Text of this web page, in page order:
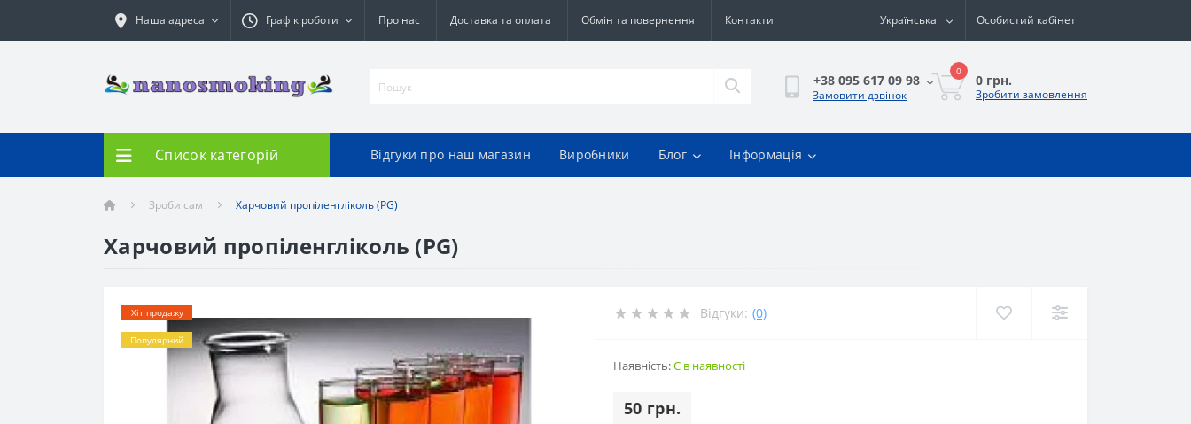
Наша адреса Графік роботи Про нас Доставка та оплата Обмін та повернення Контакти Українська Особистий кабінет
+38 095 617 09 98
Замовити дзвінок
0
0 грн.
Зробити замовлення
Список категорій Відгуки про наш магазин Виробники Блог Інформація
Зроби сам Харчовий пропіленгліколь (PG)
Харчовий пропіленгліколь (PG)
Хіт продажу
Популярний
Відгуки: (0)
Наявність:Є в наявності
50 грн.